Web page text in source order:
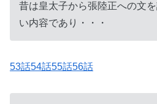
昔は皇太子から張陸正への文
い内容であり・・・
53話54話55話56話